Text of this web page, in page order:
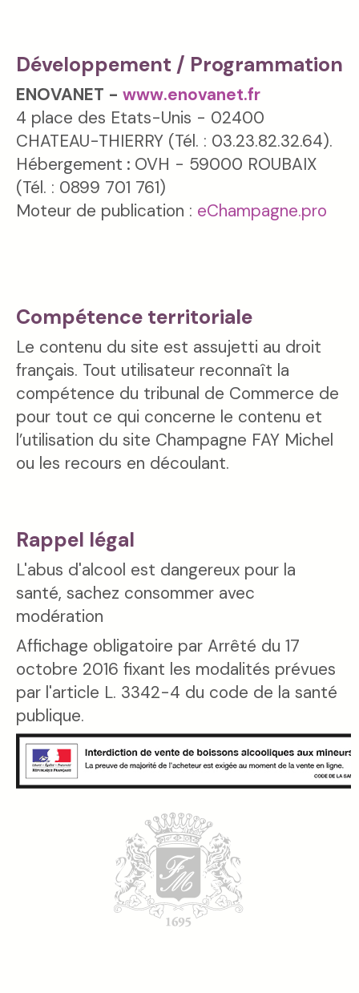
Développement / Programmation
ENOVANET - www.enovanet.fr
4 place des Etats-Unis - 02400
CHATEAU-THIERRY (Tél. : 03.23.82.32.64).
Hébergement : OVH - 59000 ROUBAIX
(Tél. : 0899 701 761)
Moteur de publication : eChampagne.pro
Compétence territoriale
Le contenu du site est assujetti au droit
français. Tout utilisateur reconnaît la
compétence du tribunal de Commerce de
pour tout ce qui concerne le contenu et
l’utilisation du site Champagne FAY Michel
ou les recours en découlant.
Rappel légal
L'abus d'alcool est dangereux pour la
santé, sachez consommer avec
modération
Affichage obligatoire par Arrêté du 17
octobre 2016 fixant les modalités prévues
par l'article L. 3342-4 du code de la santé
publique.